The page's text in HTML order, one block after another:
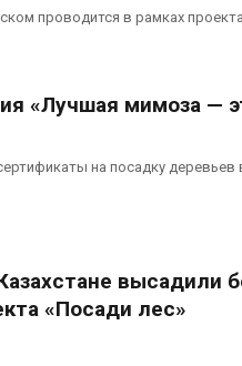
проводится в рамках
«Лучшая мимоза —
на посадку деревьев
высадили
«Посади лес»
на Байкал